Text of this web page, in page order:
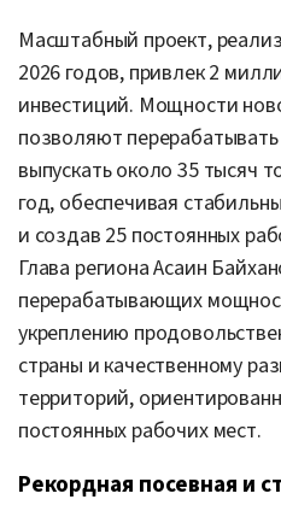
Масштабный проект,
2026 годов, привлек 2
инвестиций. Мощности
позволяют
выпускать около 35 тысяч
год, обеспечивая
и создав 25 постоянных
Глава региона Асаин
перерабатывающих
укреплению
страны и качественному
территорий,
постоянных рабочих мест.
Рекордная посевная и